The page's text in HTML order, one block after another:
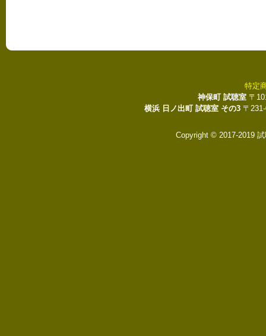
特定
神保町 試聴室 〒
横浜 日ノ出町 試聴室 その3 〒
Copyright © 2017-2019